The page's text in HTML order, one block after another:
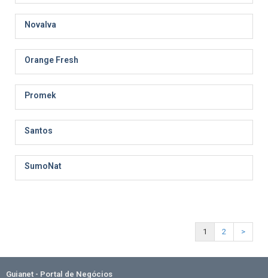
Novalva
Orange Fresh
Promek
Santos
SumoNat
1 2 >
Guianet - Portal de Negócios